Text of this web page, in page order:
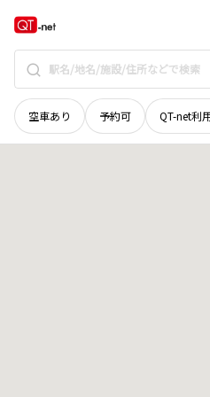
空車あり 予約可 QT-net利
岡山県